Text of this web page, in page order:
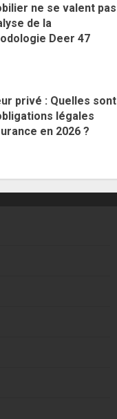
ne se valent pas
de la
Deer 47
privé : Quelles sont
légales
en 2026 ?